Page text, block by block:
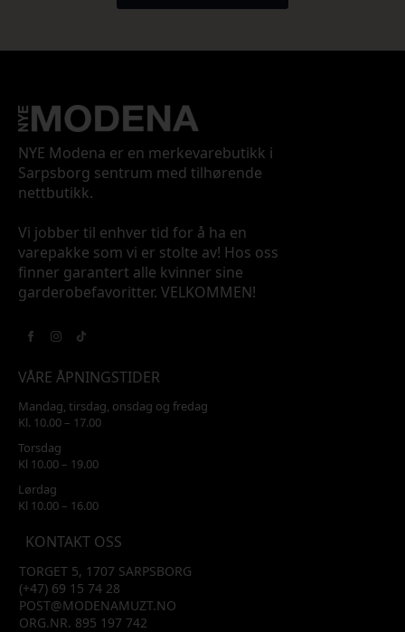
NYE Modena er en merkevarebutikk i
Sarpsborg sentrum med tilhørende
nettbutikk.
Vi jobber til enhver tid for å ha en
varepakke som vi er stolte av! Hos oss
finner garantert alle kvinner sine
garderobefavoritter. VELKOMMEN!
VÅRE ÅPNINGSTIDER
Mandag, tirsdag, onsdag og fredag
Kl. 10.00 – 17.00
Torsdag
Kl 10.00 – 19.00
Lørdag
Kl 10.00 – 16.00
KONTAKT OSS
TORGET 5, 1707 SARPSBORG
(+47) 69 15 74 28
POST@MODENAMUZT.NO
ORG.NR. 895 197 742